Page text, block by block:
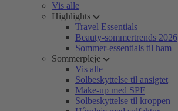
Vis alle
Highlights
Travel Essentials
Beauty-sommertrends 2026
Sommer-essentials til ham
Sommerpleje
Vis alle
Solbeskyttelse til ansigtet
Make-up med SPF
Solbeskyttelse til kroppen